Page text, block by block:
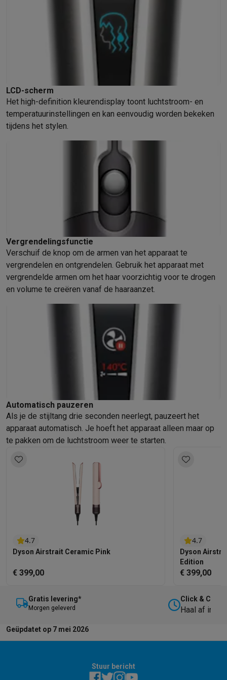
LCD-scherm
Het high-definition kleurendisplay toont luchtstroom- en
temperatuurinstellingen en kan eenvoudig worden bekeken
tijdens het stylen.
Vergrendelingsfunctie
Verschuif de knop om de armen van het apparaat te
vergrendelen en ontgrendelen. Gebruik het apparaat met
vergrendelde armen om het haar voorzichtig voor te drogen
en volume te creëren vanaf de haaraanzet.
Automatisch pauzeren
Als je de stijltang drie seconden neerlegt, pauzeert het
apparaat automatisch. Je hoeft het apparaat alleen maar op
te pakken om de luchtstroom weer te starten.
4.7
Dyson Airstrait Ceramic Pink
€ 399,00
4.7
Dyson
Edition
€ 399,00
Gratis levering*
M orgen geleverd
Click &
Haal af in
Geüpdatet op 7 mei 2026
Stuur bericht